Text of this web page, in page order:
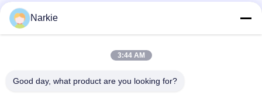
Οδός Yingbin αριθ. 100, ζώνη οικονομικής και τεχνολογικής
Narkie
3:44 AM
Good day, what product are you looking for?